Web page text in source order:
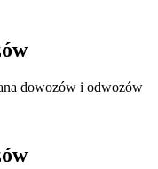
dowozów i odwozów